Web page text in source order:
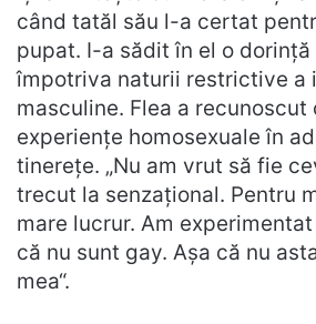
când tatăl său l-a certat
pupat. I-a sădit în el o dorință
împotriva naturii restrictive a
masculine. Flea a recunoscut
experiențe homosexuale în
tinerețe. „Nu am vrut să fie
trecut la senzațional. Pentru
mare lucrur. Am
că nu sunt gay. Așa că nu
mea“.